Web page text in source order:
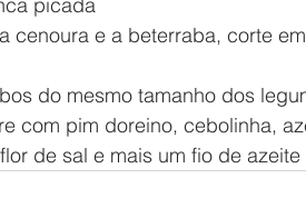
cenoura e a beterraba, corte
do mesmo tamanho dos
com pim doreino, cebolinha,
de sal e mais um fio de azeite